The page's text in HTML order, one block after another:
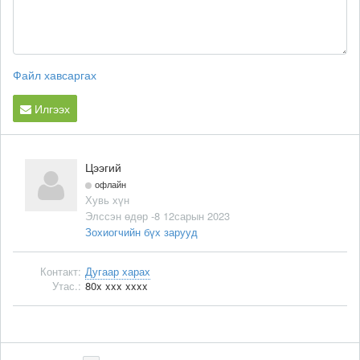
Файл хавсаргах
Илгээх
Цээгий
офлайн
Хувь хүн
Элссэн өдөр -8 12сарын 2023
Зохиогчийн бүх зарууд
Контакт: Дугаар харах
Утас.: 80x xxx xxxx